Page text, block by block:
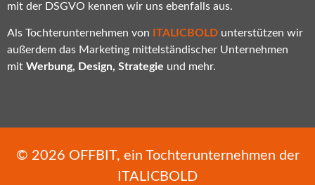
mit der DSGVO kennen wir uns ebenfalls aus.
Als Tochterunternehmen von ITALICBOLD unterstützen wir
außerdem das Marketing mittelständischer Unternehmen
mit Werbung, Design, Strategie und mehr.
© 2026 OFFBIT, ein Tochterunternehmen der
ITALICBOLD